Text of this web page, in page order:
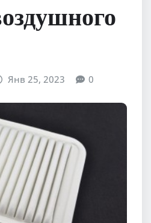
Янв 25, 2023 0